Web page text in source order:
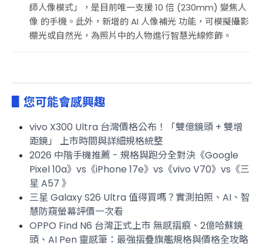
師人像模式」，是目前唯一支援 10 倍 (230mm) 變焦人
像 的手機。此外，新增的 AI 人像補光 功能，可模擬攝影
棚光或自然光，為照片中的人物進行智慧光線修飾。
▋您可能會感興趣
vivo X300 Ultra 台灣價格公布！「雙億鏡頭 + 雙增
距鏡」 上市時間與詳細規格統整
2026 中階手機推薦 - 規格與跑分全對決《Google
Pixel 10a》vs《iPhone 17e》vs《vivo V70》vs《三
星 A57 》
三星 Galaxy S26 Ultra 值得買嗎？實測拍照、AI、智
慧防窺螢幕評價一次看
OPPO Find N6 台灣正式上市 無感摺痕、2億哈蘇鏡
頭、AI Pen 靈感筆：最強摺疊旗艦規格與價格全攻略